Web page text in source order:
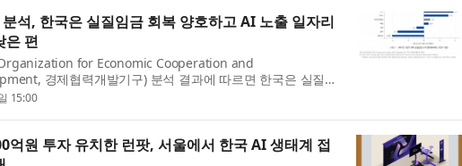
분석, 한국은 실질임금 회복 양호하고 AI 노출 일자리
은 편
for Economic Cooperation and
경제협력개발기구) 분석 결과에 따르면 한국은 실질임
양호하고 AI 고노출 일자리 비중이 낮은 편이다. 한국직업
15:00
억원 투자 유치한 런팟, 서울에서 한국 AI 생태계 접